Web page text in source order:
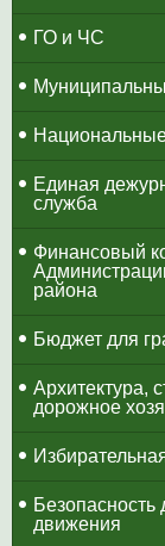
ГО и ЧС
​Единая
служба
​Финансовый
района
Бюджет для
Архитектура,
дорожное
Безопасность
движения